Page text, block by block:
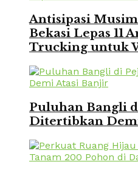
Antisipasi
Bekasi Lepas 11
Trucking untuk
Puluhan Bangli
Ditertibkan